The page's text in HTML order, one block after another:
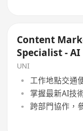
Content
Specialist - AI
UNI
工作地點交通
掌握最新AI技
跨部門協作，